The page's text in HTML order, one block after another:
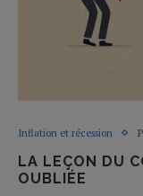
Inflation et récession
LA LEÇON DU
OUBLIÉE